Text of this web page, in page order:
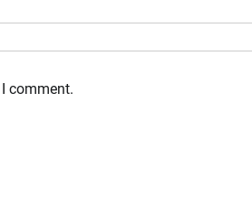
comment.